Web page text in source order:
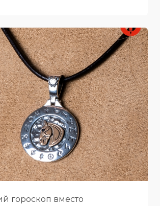
гороскоп вместо